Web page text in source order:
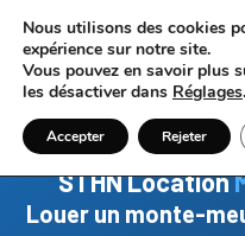
STHN Location
Louer un monte-
Nous utilisons des cookies
expérience sur notre site.
Vous pouvez en savoir plus
les désactiver dans Réglages.
Accepter Rejeter